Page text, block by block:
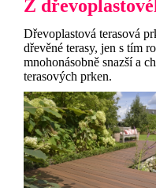
Z
Dřevoplastová terasová
dřevěné terasy, jen s tím
mnohonásobně snazší a
terasových prken.